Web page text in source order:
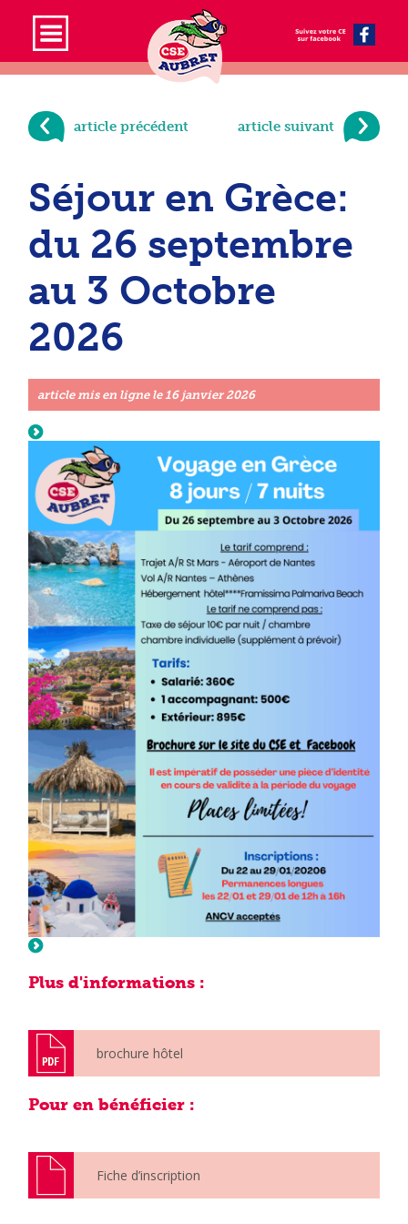
article précédent article suivant
Séjour en Grèce:
du 26 septembre
au 3 Octobre
2026
article mis en ligne le 16 janvier 2026
brochure hôtel
Fiche d’inscription